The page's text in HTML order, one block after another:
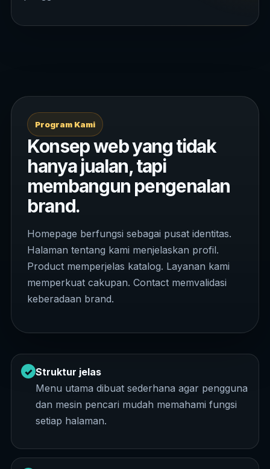
Program Kami
Konsep web yang tidak
hanya jualan, tapi
membangun pengenalan
brand.
Homepage berfungsi sebagai pusat identitas.
Halaman tentang kami menjelaskan profil.
Product memperjelas katalog. Layanan kami
memperkuat cakupan. Contact memvalidasi
keberadaan brand.
✓ Struktur jelas
Menu utama dibuat sederhana agar pengguna
dan mesin pencari mudah memahami fungsi
setiap halaman.